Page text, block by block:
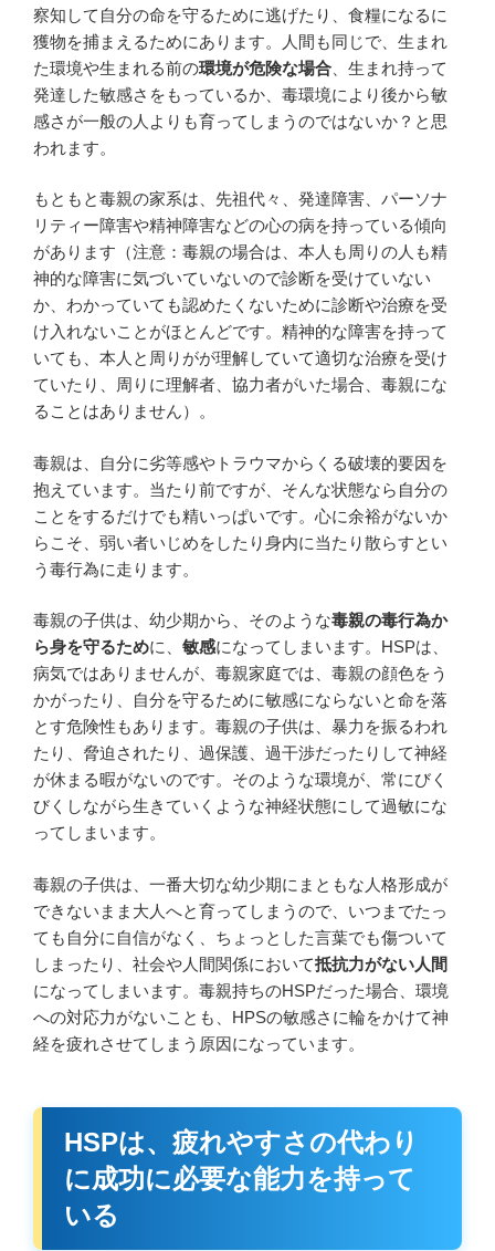
察知して自分の命を守るために逃げたり、食糧になるに
獲物を捕まえるためにあります。人間も同じで、生まれ
た環境や生まれる前の環境が危険な場合 、生まれ持って
発達した敏感さをもっているか、毒環境により後から敏
感さが一般の人よりも育ってしまうのではないか？と思
われます。
もともと毒親の家系は、先祖代々、発達障害、パーソナ
リティー障害や精神障害などの心の病を持っている傾向
があります（注意：毒親の場合は、本人も周りの人も精
神的な障害に気づいていないので診断を受けていない
か、わかっていても認めたくないために診断や治療を受
け入れないことがほとんどです。精神的な障害を持って
いても、本人と周りがが理解していて適切な治療を受け
ていたり、周りに理解者、協力者がいた場合、毒親にな
ることはありません）。
毒親は、自分に劣等感やトラウマからくる破壊的要因を
抱えています。当たり前ですが、そんな状態なら自分の
ことをするだけでも精いっぱいです。心に余裕がないか
らこそ、弱い者いじめをしたり身内に当たり散らすとい
う毒行為に走ります。
毒親の子供は、幼少期から、そのような毒親の毒行為か
ら身を守るために、 敏感になってしまいます。HSPは、
病気ではありませんが、毒親家庭では、毒親の顔色をう
かがったり、自分を守るために敏感にならないと命を落
とす危険性もあります。毒親の子供は、暴力を振るわれ
たり、脅迫されたり、過保護、過干渉だったりして神経
が休まる暇がないのです。そのような環境が、常にびく
びくしながら生きていくような神経状態にして過敏にな
ってしまいます。
毒親の子供は、一番大切な幼少期にまともな人格形成が
できないまま大人へと育ってしまうので、いつまでたっ
ても自分に自信がなく、ちょっとした言葉でも傷ついて
しまったり、社会や人間関係において抵抗力がない人間
になってしまいます。毒親持ちのHSPだった場合、環境
への対応力がないことも、HPSの敏感さに輪をかけて神
経を疲れさせてしまう原因になっています。
HSPは、疲れやすさの代わり
に成功に必要な能力を持って
いる